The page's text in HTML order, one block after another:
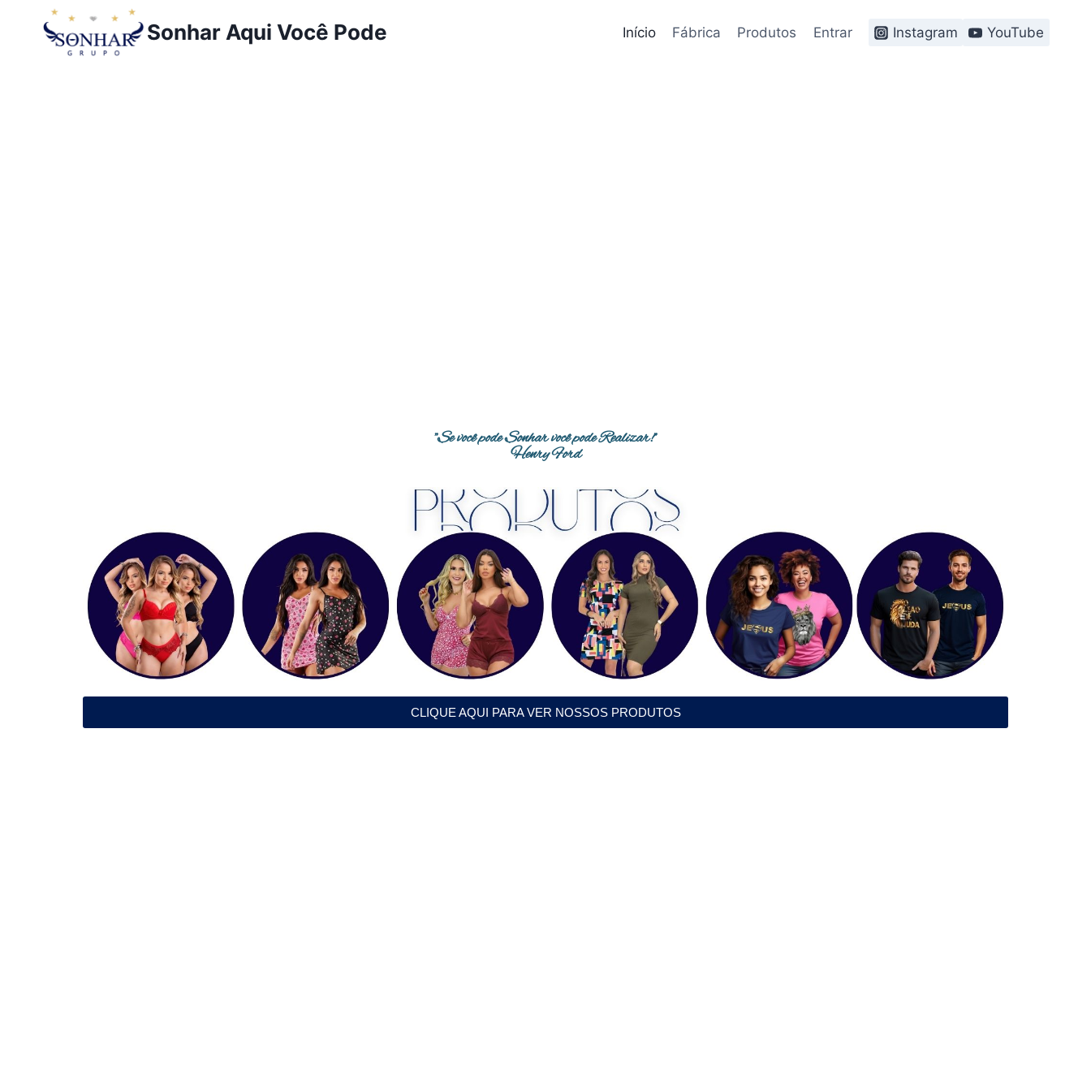
Sonhar Aqui Você Pode Início Fábrica Produtos Entrar Instagram YouTube
"Se você pode Sonhar você pode Realizar!"
Henry Ford
CLIQUE AQUI PARA VER NOSSOS PRODUTOS